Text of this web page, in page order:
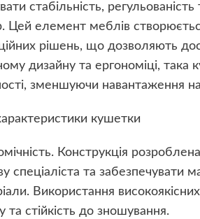
стабільність,
Цей елемент меблів
рішень, що дозволяють
дизайну та ергономіці, така
зменшуючи навантаження
кушетки
Конструкція
спеціаліста та забезпечувати
Використання
та стійкість до зношування.